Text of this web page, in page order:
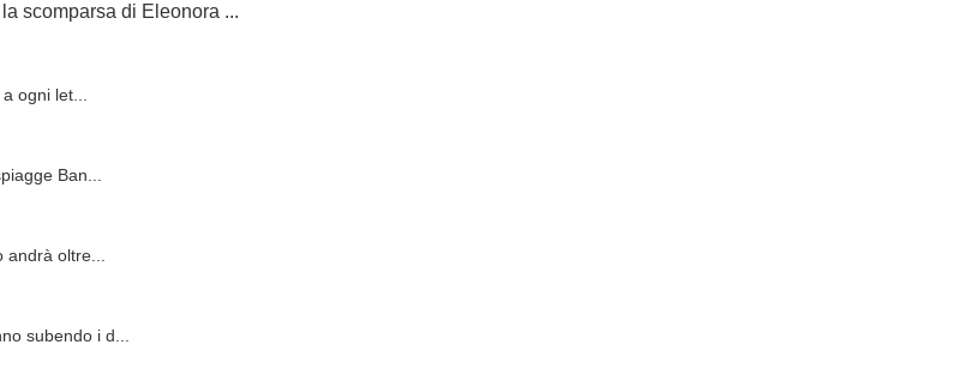
scomparsa di Eleonora ...
ogni let...
Ban...
oltre...
subendo i d...